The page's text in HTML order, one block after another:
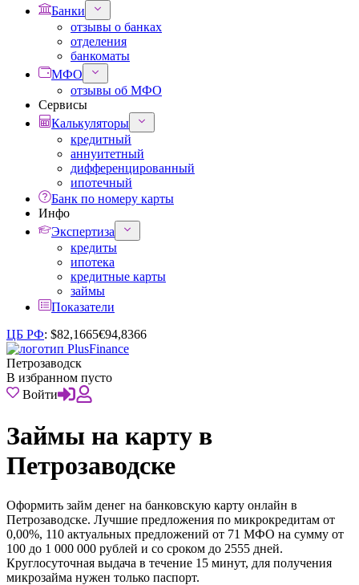
Банки
отзывы о банках
отделения
банкоматы
МФО
отзывы об МФО
Сервисы
Калькуляторы
кредитный
аннуитетный
дифференцированный
ипотечный
Банк по номеру карты
Инфо
Экспертиза
кредиты
ипотека
кредитные карты
займы
Показатели
ЦБ РФ: $82,1665€94,8366
Петрозаводск
В избранном пусто
Войти
Займы на карту в
Петрозаводске
Оформить займ денег на банковскую карту онлайн в
Петрозаводске. Лучшие предложения по микрокредитам от
0,00%, 110 актуальных предложений от 71 МФО на сумму от
100 до 1 000 000 рублей и со сроком до 2555 дней.
Круглосуточная выдача в течение 15 минут, для получения
микрозайма нужен только паспорт.